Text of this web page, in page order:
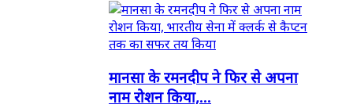
मानसा के रमनदीप ने फिर से अपना
नाम रोशन किया,...